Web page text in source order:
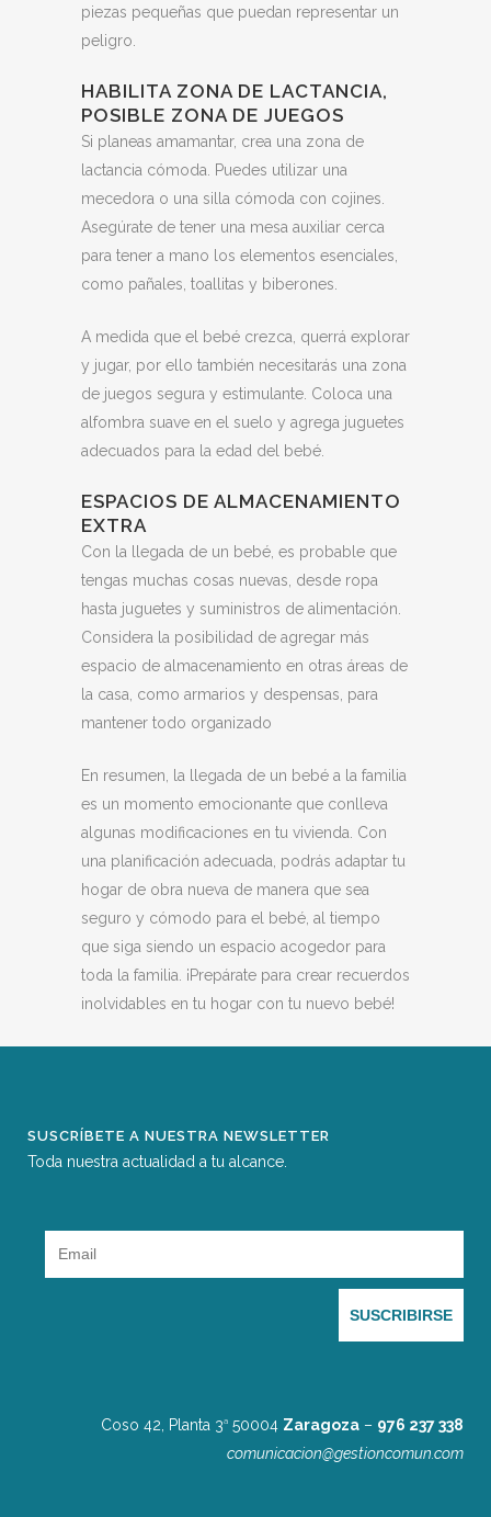
piezas pequeñas que puedan representar un
peligro.
HABILITA ZONA DE LACTANCIA,
POSIBLE ZONA DE JUEGOS
Si planeas amamantar, crea una zona de
lactancia cómoda. Puedes utilizar una
mecedora o una silla cómoda con cojines.
Asegúrate de tener una mesa auxiliar cerca
para tener a mano los elementos esenciales,
como pañales, toallitas y biberones.
A medida que el bebé crezca, querrá explorar
y jugar, por ello también necesitarás una zona
de juegos segura y estimulante. Coloca una
alfombra suave en el suelo y agrega juguetes
adecuados para la edad del bebé.
ESPACIOS DE ALMACENAMIENTO
EXTRA
Con la llegada de un bebé, es probable que
tengas muchas cosas nuevas, desde ropa
hasta juguetes y suministros de alimentación.
Considera la posibilidad de agregar más
espacio de almacenamiento en otras áreas de
la casa, como armarios y despensas, para
mantener todo organizado
En resumen, la llegada de un bebé a la familia
es un momento emocionante que conlleva
algunas modificaciones en tu vivienda. Con
una planificación adecuada, podrás adaptar tu
hogar de obra nueva de manera que sea
seguro y cómodo para el bebé, al tiempo
que siga siendo un espacio acogedor para
toda la familia. ¡Prepárate para crear recuerdos
inolvidables en tu hogar con tu nuevo bebé!
SUSCRÍBETE A NUESTRA NEWSLETTER
Toda nuestra actualidad a tu alcance.
Coso 42, Planta 3a 50004 Zaragoza – 976 237 338
comunicacion@gestioncomun.com